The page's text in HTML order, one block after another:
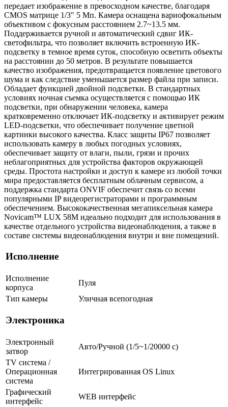
передает изображение в превосходном качестве, благодаря
CMOS матрице 1/3" 5 Мп. Камера оснащена вариофокальным
объективом с фокусным расстоянием 2.7~13.5 мм.
Поддерживается ручной и автоматический сдвиг ИК-
светофильтра, что позволяет включить встроенную ИК-
подсветку в темное время суток, способную осветить объекты
на расстоянии до 50 метров. В результате повышается
качество изображения, предотвращается появление цветового
шума и как следствие уменьшается размер файла при записи.
Обладает функцией двойной подсветки. В стандартных
условиях ночная съемка осуществляется с помощью ИК
подсветки, при обнаружении человека, камера
кратковременно отключает ИК-подсветку и активирует режим
LED-подсветки, что обеспечивает получение цветной
картинки высокого качества. Класс защиты IP67 позволяет
использовать камеру в любых погодных условиях,
обеспечивает защиту от влаги, пыли, грязи и прочих
неблагоприятных для устройства факторов окружающей
среды. Простота настройки и доступ к камере из любой точки
мира предоставляется бесплатным облачным сервисом, а
поддержка стандарта ONVIF обеспечит связь со всеми
популярными IP видеорегистраторами и программным
обеспечением. Высококачественная мегапиксельная камера
Novicam™ LUX 58M идеально подходит для использования в
качестве отдельного устройства видеонаблюдения, а также в
составе системы видеонаблюдения внутри и вне помещений.
Исполнение
Исполнение
корпуса
Пуля
Тип камеры
Уличная всепогодная
Электроника
Электронный
затвор
Авто/Ручной (1/5~1/20000 c)
TV система /
Операционная
система
Интегрированная OS Linux
Графический
интерфейс
WEB интерфейс